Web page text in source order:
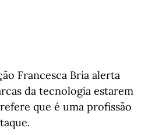
Francesca Bria alerta
da tecnologia estarem
que é uma profissão